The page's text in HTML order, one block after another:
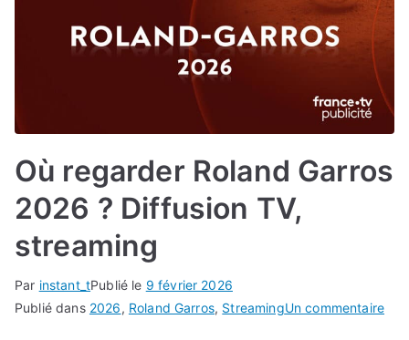
Où regarder Roland Garros
2026 ? Diffusion TV,
streaming
Par instant_tPublié le 9 février 2026
Publié dans 2026, Roland Garros, StreamingUn commentairesur